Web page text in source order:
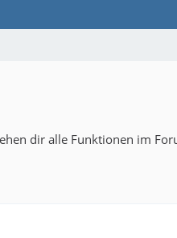
dir alle Funktionen im